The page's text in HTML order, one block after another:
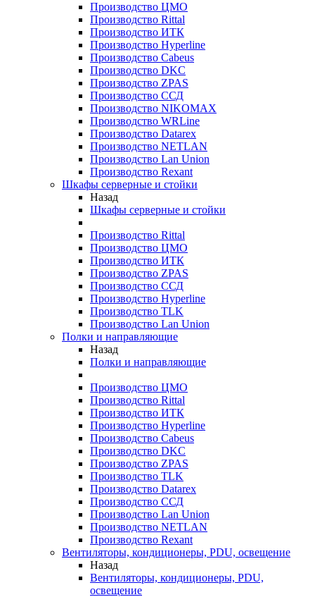
Производство ЦМО
Производство Rittal
Производство ИТК
Производство Hyperline
Производство Cabeus
Производство DKC
Производство ZPAS
Производство ССД
Производство NIKOMAX
Производство WRLine
Производство Datarex
Производство NETLAN
Производство Lan Union
Производство Rexant
Шкафы серверные и стойки
Назад
Шкафы серверные и стойки
Производство Rittal
Производство ЦМО
Производство ИТК
Производство ZPAS
Производство ССД
Производство Hyperline
Производство TLK
Производство Lan Union
Полки и направляющие
Назад
Полки и направляющие
Производство ЦМО
Производство Rittal
Производство ИТК
Производство Hyperline
Производство Cabeus
Производство DKC
Производство ZPAS
Производство TLK
Производство Datarex
Производство ССД
Производство Lan Union
Производство NETLAN
Производство Rexant
Вентиляторы, кондиционеры, PDU, освещение
Назад
Вентиляторы, кондиционеры, PDU,
освещение